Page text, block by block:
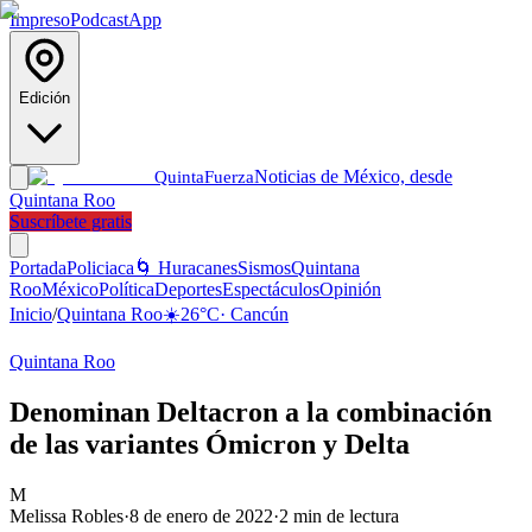
ImpresoPodcastApp
Edición
QuintaFuerzaNoticias de México, desde
Quintana Roo
Suscríbete gratis
PortadaPoliciaca 🌀 HuracanesSismosQuintana
RooMéxicoPolíticaDeportesEspectáculosOpinión
Inicio/Quintana Roo☀️26°C· Cancún
Quintana Roo
Denominan Deltacron a la combinación
de las variantes Ómicron y Delta
M
Melissa Robles·8 de enero de 2022·2 min de lectura